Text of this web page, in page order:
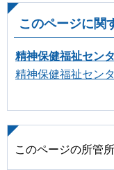
このページに関
精神保健福祉セン
精神保健福祉セン
このページの所管